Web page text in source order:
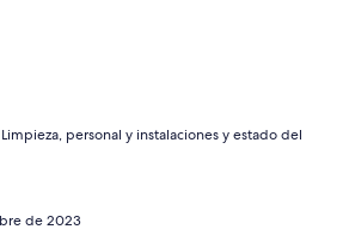
personal y instalaciones y estado del
de 2023